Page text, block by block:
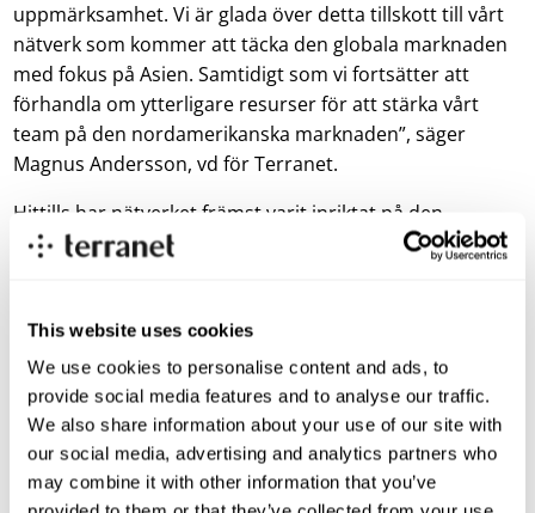
This website uses cookies
We use cookies to personalise content and ads, to
provide social media features and to analyse our traffic.
We also share information about your use of our site with
our social media, advertising and analytics partners who
may combine it with other information that you’ve
uppmärksamhet. Vi är glada över detta tillskott till vårt
nätverk som kommer att täcka den globala marknaden
med fokus på Asien. Samtidigt som vi fortsätter att
förhandla om ytterligare resurser för att stärka vårt
team på den nordamerikanska marknaden”, säger
Magnus Andersson, vd för Terranet.
Hittills har nätverket främst varit inriktat på den
europeiska marknaden, men med tillskottet av denna
Tier1-tillverkare över hela världen.
“BlincVision har en stor och unik potential på den
snabbt växande ADAS/AD-marknaden. Jag ser verkligen
fram emot att bidra till marknadsintroduktionen av
denna viktiga produkt både i Asien och andra delar av
världen”, säger Martin Wöhrle.